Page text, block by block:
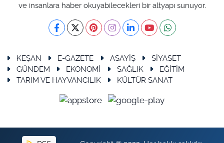
ve insanlara haber okuyabilecekleri bir altyapı sunuyor.
KEŞAN E-GAZETE ASAYİŞ
SİYASET
GÜNDEM
EKONOMİ SAĞLIK
EĞİTİM
TARIM VE HAYVANCILIK
KÜLTÜR SANAT